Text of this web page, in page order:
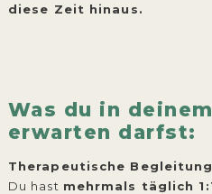
diese Zeit hinaus.
Was du in
erwarten darfst:
Therapeutische Begleitung
Du hast mehrmals täglich